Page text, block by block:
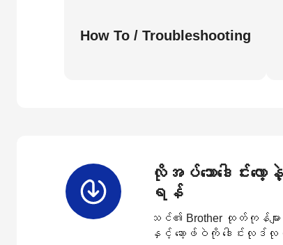
How To / Troubleshooting
လိုအပ်သောဒေါင်းလေ
ရန်
သင်၏ Brother ထုတ်ကုန်များအ
နှင့် ဆော့ဖ်ဝဲကို ဒေါင်းလုဒ်လု